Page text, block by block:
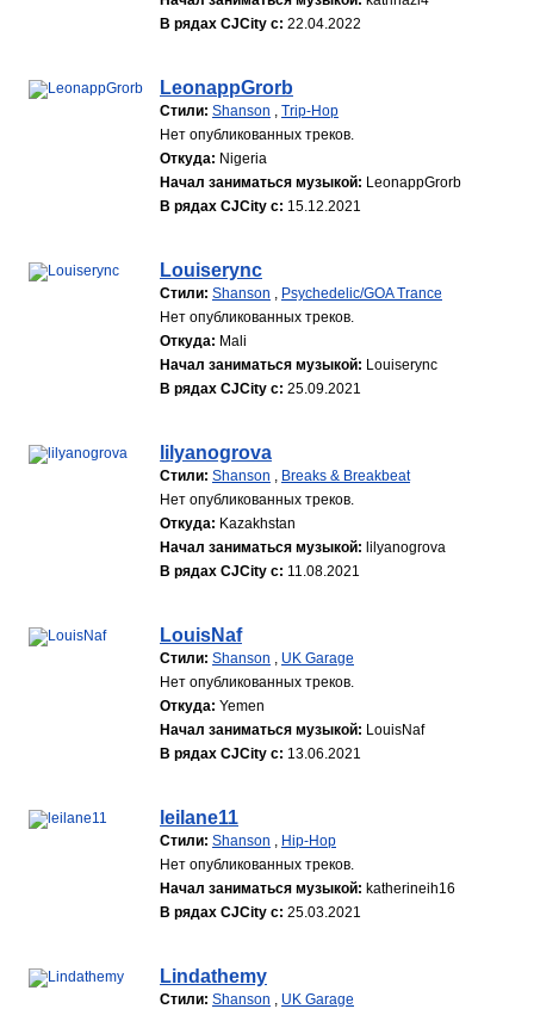
В рядах CJCity с: 22.04.2022
LeonappGrorb
Стили: Shanson , Trip-Hop
Нет опубликованных треков.
Откуда: Nigeria
Начал заниматься музыкой: LeonappGrorb
В рядах CJCity с: 15.12.2021
Louiserync
Стили: Shanson , Psychedelic/GOA Trance
Нет опубликованных треков.
Откуда: Mali
Начал заниматься музыкой: Louiserync
В рядах CJCity с: 25.09.2021
lilyanogrova
Стили: Shanson , Breaks & Breakbeat
Нет опубликованных треков.
Откуда: Kazakhstan
Начал заниматься музыкой: lilyanogrova
В рядах CJCity с: 11.08.2021
LouisNaf
Стили: Shanson , UK Garage
Нет опубликованных треков.
Откуда: Yemen
Начал заниматься музыкой: LouisNaf
В рядах CJCity с: 13.06.2021
leilane11
Стили: Shanson , Hip-Hop
Нет опубликованных треков.
Начал заниматься музыкой: katherineih16
В рядах CJCity с: 25.03.2021
Lindathemy
Стили: Shanson , UK Garage